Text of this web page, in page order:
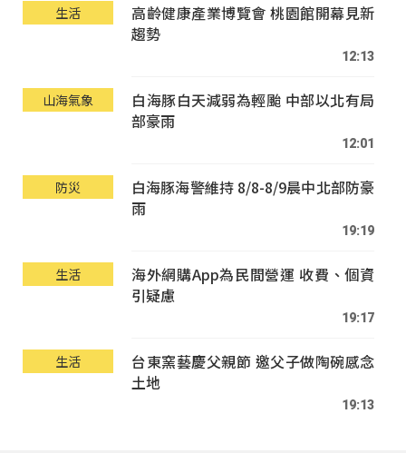
生活
高齡健康產業博覽會 桃園館開幕見新
趨勢
12:13
山海氣象
白海豚白天減弱為輕颱 中部以北有局
部豪雨
12:01
防災
白海豚海警維持 8/8-8/9晨中北部防豪
雨
19:19
生活
海外網購App為民間營運 收費、個資
引疑慮
19:17
生活
台東窯藝慶父親節 邀父子做陶碗感念
土地
19:13